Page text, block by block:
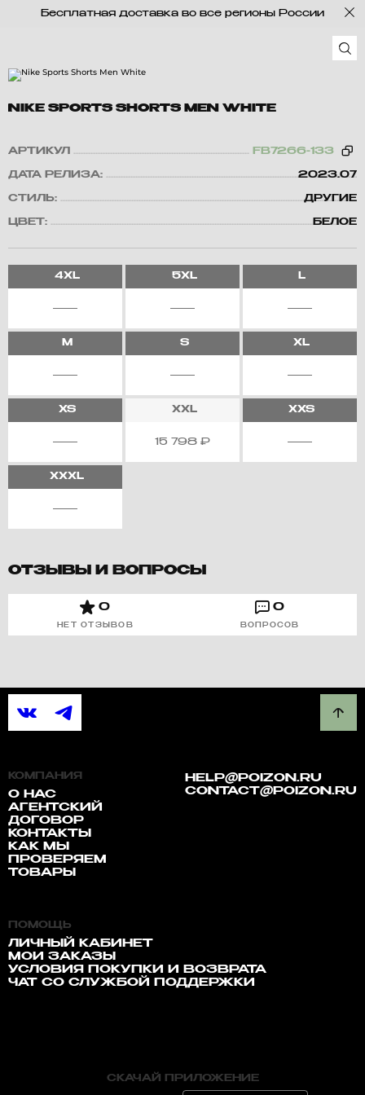
Бесплатная доставка во все регионы России
NIKE SPORTS SHORTS MEN WHITE
АРТИКУЛ FB7266-133
ДАТА РЕЛИЗА: 2023.07
СТИЛЬ: ДРУГИЕ
ЦВЕТ: БЕЛОЕ
4XL 5XL L
M S XL
XS XXL
15 798 ₽
XXS
XXXL
ОТЗЫВЫ И ВОПРОСЫ
0
НЕТ ОТЗЫВОВ
0
ВОПРОСОВ
КОМПАНИЯ
О НАС
АГЕНТСКИЙ
ДОГОВОР
КОНТАКТЫ
КАК МЫ
ПРОВЕРЯЕМ
ТОВАРЫ
HELP@POIZON.RU
CONTACT@POIZON.RU
ПОМОЩЬ
ЛИЧНЫЙ КАБИНЕТ
МОИ ЗАКАЗЫ
УСЛОВИЯ ПОКУПКИ И ВОЗВРАТА
ЧАТ СО СЛУЖБОЙ ПОДДЕРЖКИ
СКАЧАЙ ПРИЛОЖЕНИЕ